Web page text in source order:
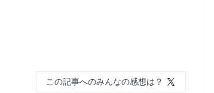
この記事へのみんなの感想は？